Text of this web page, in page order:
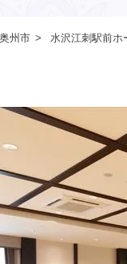
奥州市 水沢江刺駅前ホ